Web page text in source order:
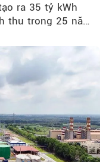
ra 35 tỷ kWh
thu trong 25 năm